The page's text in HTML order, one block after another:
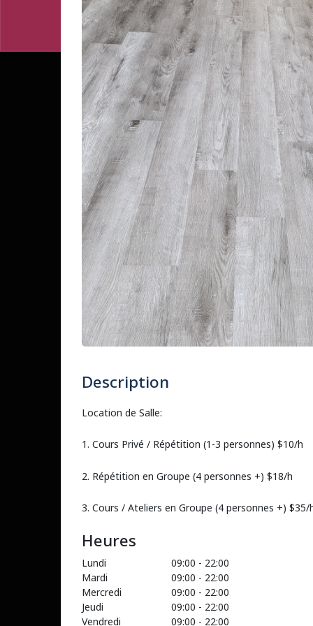
Description
Location de Salle:
1. Cours Privé / Répétition (1-3 personnes) $10/h
2. Répétition en Groupe (4 personnes +) $18/h
3. Cours / Ateliers en Groupe (4 personnes +) $35/
Heures
Lundi 09:00 - 22:00
Mardi
09:00 - 22:00
Mercredi
09:00 - 22:00
Jeudi
09:00 - 22:00
Vendredi
09:00 - 22:00